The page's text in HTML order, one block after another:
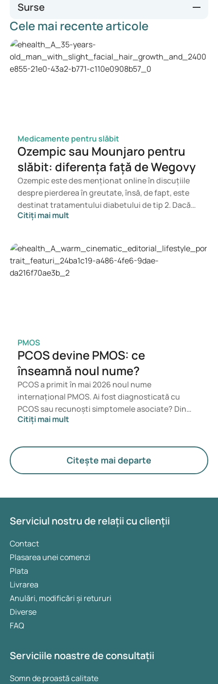
Surse
Mounjaro and Mounjaro improve sleep apnea symptoms,
Eli Lilly trial shows 1
Continued Treatment With Tirzepatide for Maintenance of
Weight Reduction in Adults With Obesity: The SURMOUNT-
4 Randomized Clinical Trial 2
Cele mai recente articole
Medicamente pentru slăbit
Ozempic sau Mounjaro pentru
slăbit: diferența față de Wegovy
Ozempic este des menționat online în discuțiile
despre pierderea în greutate, însă, de fapt, este
destinat tratamentului diabetului de tip 2. Dacă
ești în căutarea unui tratament pentru controlul
tratamentului potrivit va fi făcută de un medic, în
funcție de starea ta de sănătate, indicele de masă
corporală (IMC) și utilizarea altor medicamente.
Citiți mai mult
PMOS
PCOS devine PMOS: ce
înseamnă noul nume?
PCOS a primit în mai 2026 noul nume
internațional PMOS. Ai fost diagnosticată cu
PCOS sau recunoști simptomele asociate? Din
punct de vedere medical, nu se schimbă nimic
hormoni, metabolism și funcționarea ovarelor.
Citiți mai mult
Citește mai departe
Serviciul nostru de relații cu clienții
Contact
Plasarea unei comenzi
Plata
Livrarea
Anulări, modificări și retururi
Diverse
FAQ
Serviciile noastre de consultații
Somn de proastă calitate